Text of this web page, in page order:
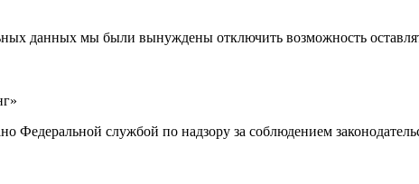
данных мы были вынуждены отключить возможность
службой по надзору за соблюдением